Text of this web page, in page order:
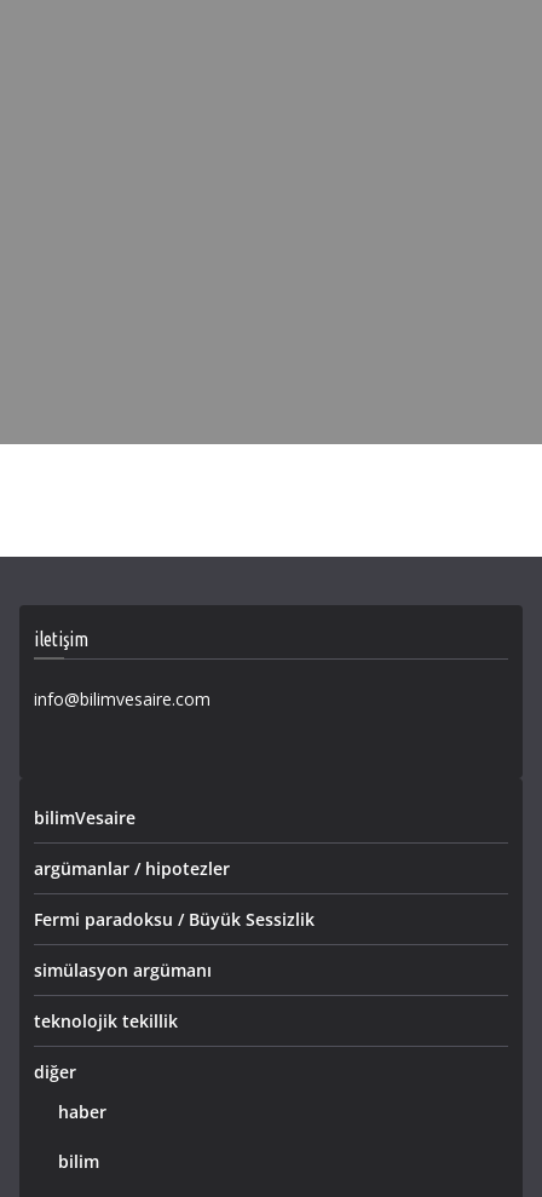
iletişim
info@bilimvesaire.com
bilimVesaire
argümanlar / hipotezler
Fermi paradoksu / Büyük Sessizlik
simülasyon argümanı
teknolojik tekillik
diğer
haber
bilim